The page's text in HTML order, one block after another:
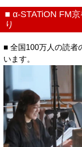
■ α-STATiON FM
り
■ 全国100万人の読者
います。